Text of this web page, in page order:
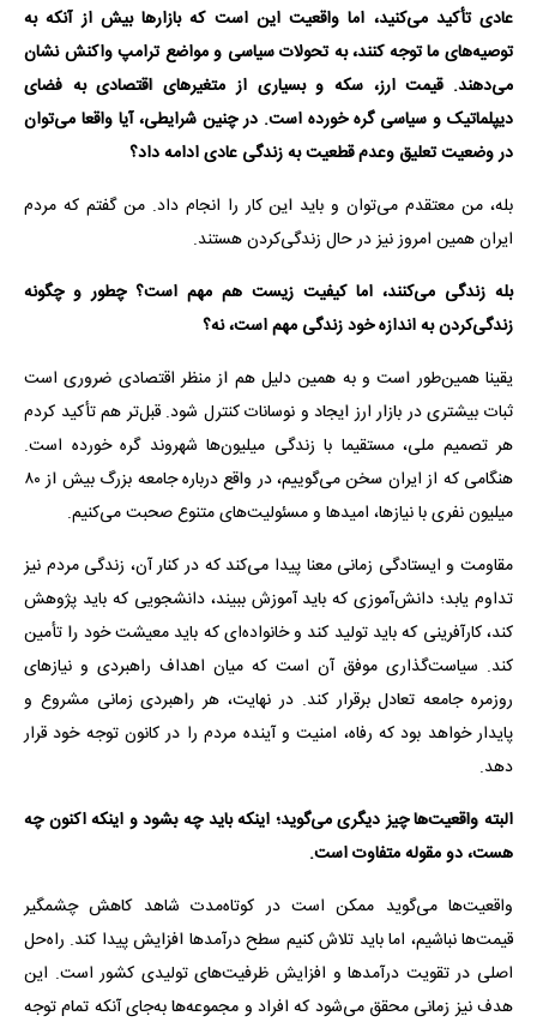
عادی تأکید می‌کنید، اما واقعیت این است که بازارها بیش از آنکه به
توصیه‌های ما توجه کنند، به تحولات سیاسی و مواضع ترامپ واکنش نشان
می‌دهند. قیمت ارز، سکه و بسیاری از متغیرهای اقتصادی به فضای
دیپلماتیک و سیاسی گره خورده است. در چنین شرایطی، آیا واقعا می‌توان
در وضعیت تعلیق وعدم قطعیت به زندگی عادی ادامه داد؟
بله، من معتقدم می‌توان و باید این کار را انجام داد. من گفتم که مردم
ایران همین امروز نیز در حال زندگی‌کردن هستند.
بله زندگی می‌کنند، اما کیفیت زیست هم مهم است؟ چطور و چگونه
زندگی‌کردن به اندازه خود زندگی مهم است، نه؟
یقینا همین‌طور است و به همین دلیل هم از منظر اقتصادی ضروری است
ثبات بیشتری در بازار ارز ایجاد و نوسانات کنترل شود. قبل‌تر هم تأکید کردم
هر تصمیم ملی، مستقیما با زندگی میلیون‌ها شهروند گره خورده است.
هنگامی که از ایران سخن می‌گوییم، در واقع درباره جامعه بزرگ بیش از ۸۰
میلیون نفری با نیازها، امیدها و مسئولیت‌های متنوع صحبت می‌کنیم.
مقاومت و ایستادگی زمانی معنا پیدا می‌کند که در کنار آن، زندگی مردم نیز
تداوم یابد؛ دانش‌آموزی که باید آموزش ببیند، دانشجویی که باید پژوهش
کند، کارآفرینی که باید تولید کند و خانواده‌ای که باید معیشت خود را تأمین
کند. سیاست‌گذاری موفق آن است که میان اهداف راهبردی و نیازهای
روزمره جامعه تعادل برقرار کند. در نهایت، هر راهبردی زمانی مشروع و
پایدار خواهد بود که رفاه، امنیت و آینده مردم را در کانون توجه خود قرار
دهد.
البته واقعیت‌ها چیز دیگری می‌گوید؛ اینکه باید چه بشود و اینکه اکنون چه
هست، دو مقوله متفاوت است.
واقعیت‌ها می‌گوید ممکن است در کوتاه‌مدت شاهد کاهش چشمگیر
قیمت‌ها نباشیم، اما باید تلاش کنیم سطح درآمدها افزایش پیدا کند. راه‌حل
اصلی در تقویت درآمدها و افزایش ظرفیت‌های تولیدی کشور است. این
هدف نیز زمانی محقق می‌شود که افراد و مجموعه‌ها به‌جای آنکه تمام توجه